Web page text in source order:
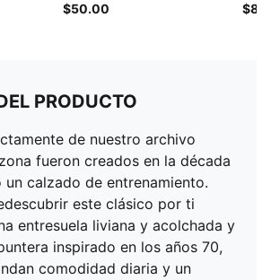
$50.00
PRODUCTO
de nuestro archivo
fueron creados en la década
un calzado de entrenamiento.
este clásico por ti
entresuela liviana y acolchada y
inspirado en los años 70,
comodidad diaria y un